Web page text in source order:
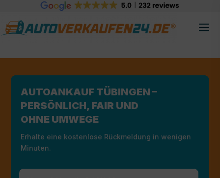
AUTOANKAUF TÜBINGEN –
PERSÖNLICH, FAIR UND
OHNE UMWEGE
Erhalte eine kostenlose Rückmeldung in wenigen
Minuten.